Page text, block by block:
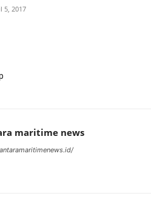
5, 2017
maritime news